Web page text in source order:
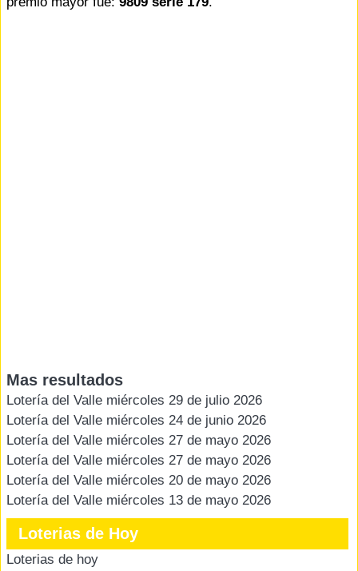
Mas resultados
Lotería del Valle miércoles 29 de julio 2026
Lotería del Valle miércoles 24 de junio 2026
Lotería del Valle miércoles 27 de mayo 2026
Lotería del Valle miércoles 27 de mayo 2026
Lotería del Valle miércoles 20 de mayo 2026
Lotería del Valle miércoles 13 de mayo 2026
Loterias de Hoy
Loterias de hoy